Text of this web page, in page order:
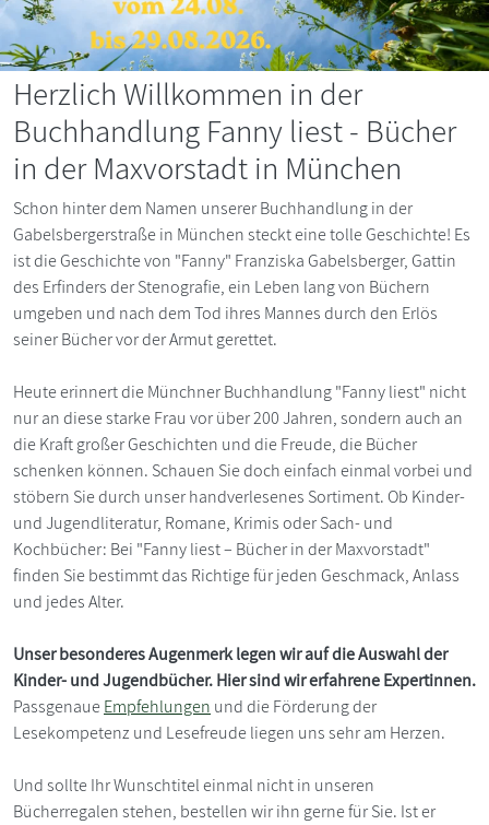
Herzlich Willkommen in der
Buchhandlung Fanny liest - Bücher
in der Maxvorstadt in München
Schon hinter dem Namen unserer Buchhandlung in der
Gabelsbergerstraße in München steckt eine tolle Geschichte! Es
ist die Geschichte von "Fanny" Franziska Gabelsberger, Gattin
des Erfinders der Stenografie, ein Leben lang von Büchern
umgeben und nach dem Tod ihres Mannes durch den Erlös
seiner Bücher vor der Armut gerettet.
Heute erinnert die Münchner Buchhandlung "Fanny liest" nicht
nur an diese starke Frau vor über 200 Jahren, sondern auch an
die Kraft großer Geschichten und die Freude, die Bücher
schenken können. Schauen Sie doch einfach einmal vorbei und
stöbern Sie durch unser handverlesenes Sortiment. Ob Kinder-
und Jugendliteratur, Romane, Krimis oder Sach- und
Kochbücher: Bei "Fanny liest – Bücher in der Maxvorstadt"
finden Sie bestimmt das Richtige für jeden Geschmack, Anlass
und jedes Alter.
Unser besonderes Augenmerk legen wir auf die Auswahl der
Kinder- und Jugendbücher. Hier sind wir erfahrene Expertinnen.
PassgenaueEmpfehlungen und die Förderung der
Lesekompetenz und Lesefreude liegen uns sehr am Herzen.
Und sollte Ihr Wunschtitel einmal nicht in unseren
Bücherregalen stehen, bestellen wir ihn gerne für Sie. Ist er